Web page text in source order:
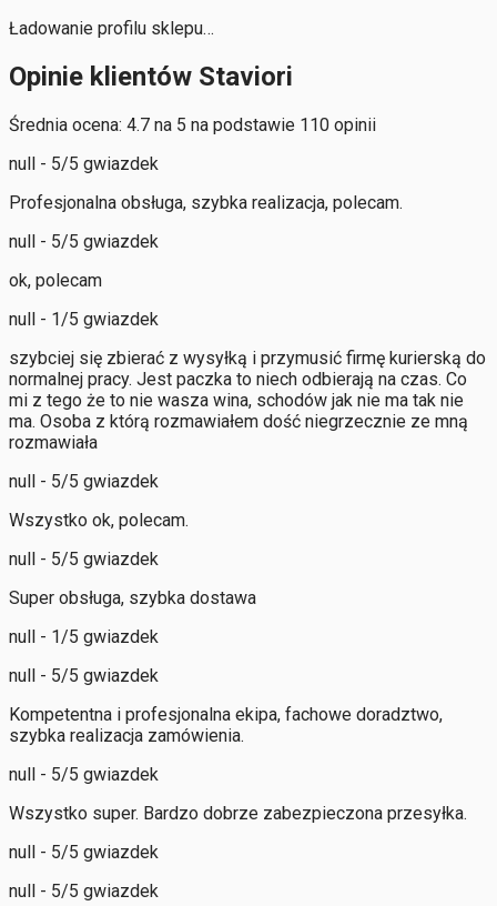
Ładowanie profilu sklepu…
Opinie klientów Staviori
Średnia ocena: 4.7 na 5 na podstawie 110 opinii
null - 5/5 gwiazdek
Profesjonalna obsługa, szybka realizacja, polecam.
null - 5/5 gwiazdek
ok, polecam
null - 1/5 gwiazdek
szybciej się zbierać z wysyłką i przymusić firmę kurierską do
normalnej pracy. Jest paczka to niech odbierają na czas. Co
mi z tego że to nie wasza wina, schodów jak nie ma tak nie
ma. Osoba z którą rozmawiałem dość niegrzecznie ze mną
rozmawiała
null - 5/5 gwiazdek
Wszystko ok, polecam.
null - 5/5 gwiazdek
Super obsługa, szybka dostawa
null - 1/5 gwiazdek
null - 5/5 gwiazdek
Kompetentna i profesjonalna ekipa, fachowe doradztwo,
szybka realizacja zamówienia.
null - 5/5 gwiazdek
Wszystko super. Bardzo dobrze zabezpieczona przesyłka.
null - 5/5 gwiazdek
null - 5/5 gwiazdek